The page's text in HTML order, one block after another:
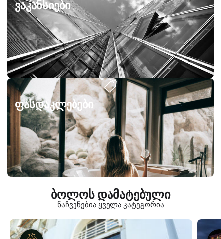
ვაკანსიები
ფასდაკლებები
ბოლოს დამატებული
ნაჩვენებია ყველა კატეგორია